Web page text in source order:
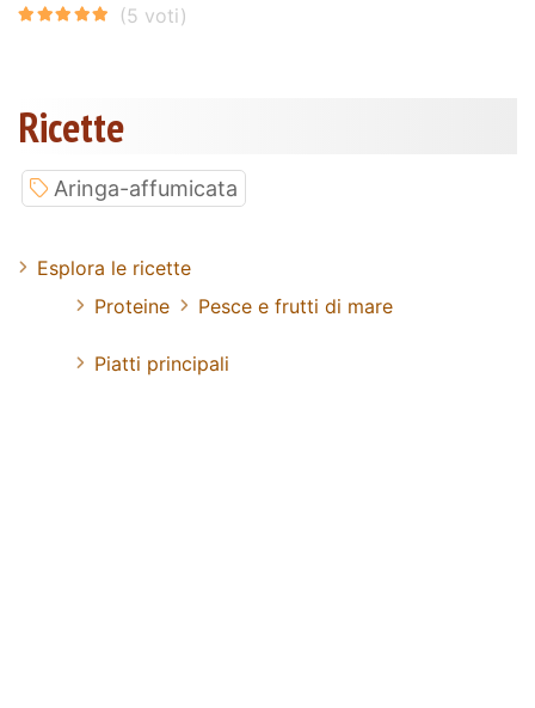
Ricette
Aringa-affumicata
Esplora le ricette
Proteine
Pesce e frutti di mare
Piatti principali